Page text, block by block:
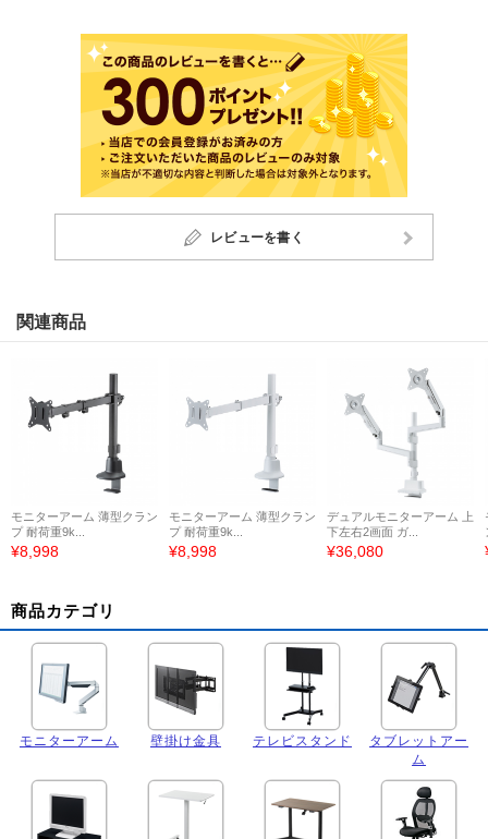
レビューを書く
関連商品
モニターアーム 薄型クラン
プ 耐荷重9k...
¥8,998
モニターアーム 薄型クラン
プ 耐荷重9k...
¥8,998
デュアルモニターアーム 上
下左右2画面 ガ...
¥36,080
商品カテゴリ
モニターアーム 壁掛け金具 テレビスタンド
タブレットアー
ム